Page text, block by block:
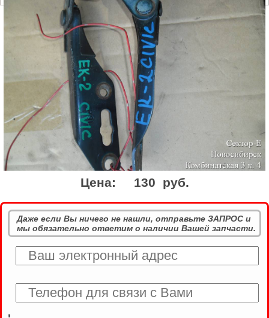
Цена: 130 руб.
Даже если Вы ничего не нашли, отправьте ЗАПРОС и
мы обязательно ответим о наличии Вашей запчасти.